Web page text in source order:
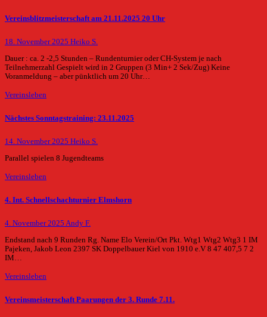
Vereinsblitzmeisterschaft am 21.11.2025 20 Uhr
18. November 2025 Heiko S.
Dauer : ca. 2 -2,5 Stunden – Rundenturnier oder CH-System je nach
Teilnehmerzahl Gespielt wird in 2 Gruppen (3 Min+ 2 Sek/Zug) Keine
Voranmeldung – aber pünktlich um 20 Uhr…
Vereinsleben
Nächstes Sonntagstraining: 23.11.2025
14. November 2025 Heiko S.
Parallel spielen 8 Jugendteams
Vereinsleben
4. Int. Schnellschachturnier Elmshorn
4. November 2025 Andy F.
Endstand nach 9 Runden Rg. Name Elo Verein/Ort Pkt. Wtg1 Wtg2 Wtg3 1 IM
Pajeken, Jakob Leon 2397 SK Doppelbauer Kiel von 1910 e.V 8 47 407,5 7 2
IM…
Vereinsleben
Vereinsmeisterschaft Paarungen der 3. Runde 7.11.